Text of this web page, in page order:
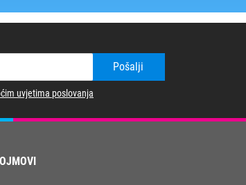
Pošalji
uvjetima poslovanja